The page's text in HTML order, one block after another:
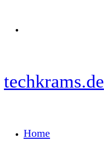
techkrams.de
Home